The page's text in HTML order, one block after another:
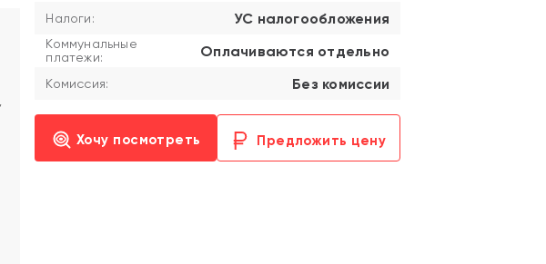
Налоги: УС налогообложения
Коммунальные
платежи:
Оплачиваются отдельно
Комиссия: Без комиссии
Хочу посмотреть Предложить цену